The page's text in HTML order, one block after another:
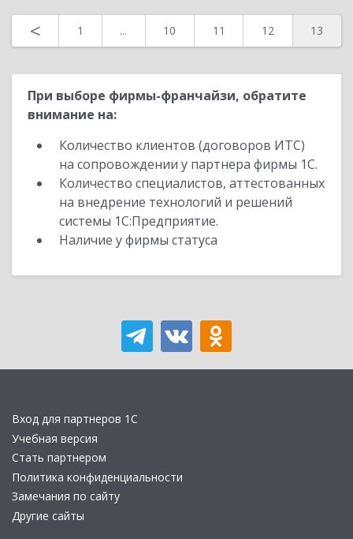
< 1 ... 10 11 12 13
При выборе фирмы-франчайзи, обратите
внимание на:
Количество клиентов (договоров ИТС)
на сопровождении у партнера фирмы 1С.
Количество специалистов, аттестованных
на внедрение технологий и решений
системы 1С:Предприятие.
Наличие у фирмы статуса
Вход для партнеров 1С
Учебная версия
Стать партнером
Политика конфиденциальности
Замечания по сайту
Другие сайты